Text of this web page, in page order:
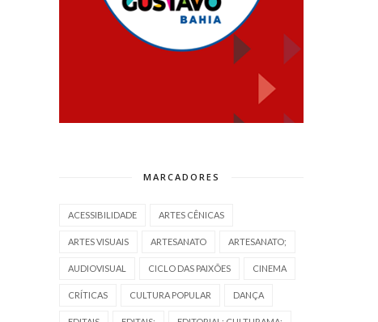
MARCADORES
ACESSIBILIDADE ARTES CÊNICAS
ARTES VISUAIS ARTESANATO ARTESANATO;
AUDIOVISUAL CICLO DAS PAIXÕES CINEMA
CRÍTICAS CULTURA POPULAR DANÇA